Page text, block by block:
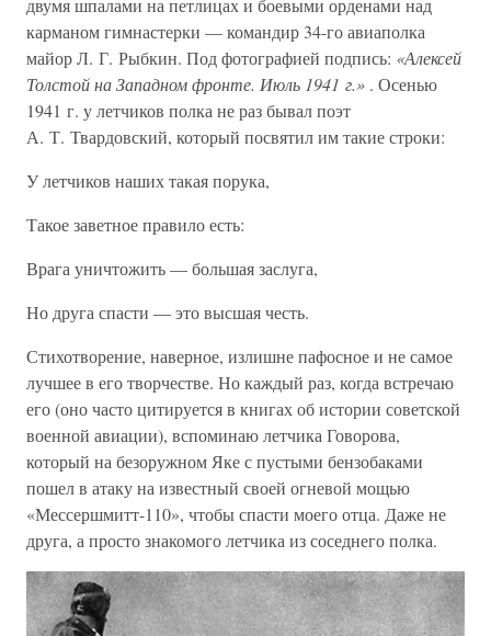
двумя шпалами на петлицах и боевыми орденами над
карманом гимнастерки — командир 34-го авиаполка
майор Л. Г. Рыбкин. Под фотографией подпись: «Алексей
Толстой на Западном фронте. Июль 1941 г.» . Осенью
1941 г. у летчиков полка не раз бывал поэт
А. Т. Твардовский, который посвятил им такие строки:
У летчиков наших такая порука,
Такое заветное правило есть:
Врага уничтожить — большая заслуга,
Но друга спасти — это высшая честь.
Стихотворение, наверное, излишне пафосное и не самое
лучшее в его творчестве. Но каждый раз, когда встречаю
его (оно часто цитируется в книгах об истории советской
военной авиации), вспоминаю летчика Говорова,
который на безоружном Яке с пустыми бензобаками
пошел в атаку на известный своей огневой мощью
«Мессершмитт-110», чтобы спасти моего отца. Даже не
друга, а просто знакомого летчика из соседнего полка.